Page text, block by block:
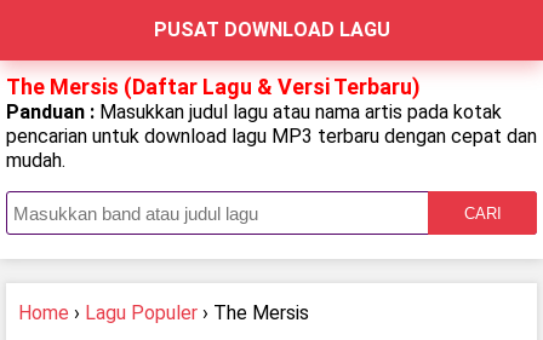
PUSAT DOWNLOAD LAGU
The Mersis (Daftar Lagu & Versi Terbaru)
Panduan : Masukkan judul lagu atau nama artis pada kotak
pencarian untuk download lagu MP3 terbaru dengan cepat dan
mudah.
CARI
Home › Lagu Populer › The Mersis